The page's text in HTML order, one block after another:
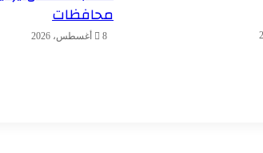
محافظات
8 أغسطس، 2026